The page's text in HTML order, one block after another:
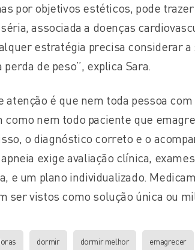
por objetivos estéticos, pode
associada a doenças
estratégia precisa considerar
perda de peso”, explica Sara.
atenção é que nem toda pessoa
como nem todo paciente que
o diagnóstico correto e o
exige avaliação clínica,
e um plano individualizado.
ser vistos como solução única ou
dormir dormir melhor emagrecer